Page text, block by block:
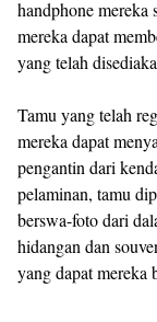
handphone mereka
mereka dapat
yang telah
Tamu yang telah
mereka dapat
pengantin dari
pelaminan, tamu
berswa-foto dari
hidangan dan
yang dapat mereka